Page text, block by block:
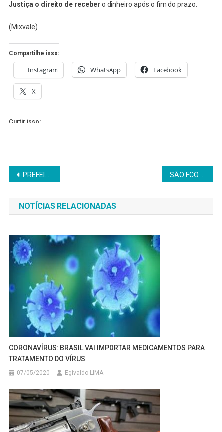
Justiça o direito de receber o dinheiro após o fim do prazo.
(Mixvale)
Compartilhe isso:
Instagram WhatsApp Facebook
X
Curtir isso:
Navegação
de
Post
PREFEITURA ABRE SESSENTA VAGAS DE EMPREGO
NOTÍCIAS RELACIONADAS
CORONAVÍRUS: BRASIL VAI IMPORTAR MEDICAMENTOS PARA
TRATAMENTO DO VÍRUS
07/05/2020 Egivaldo LIMA